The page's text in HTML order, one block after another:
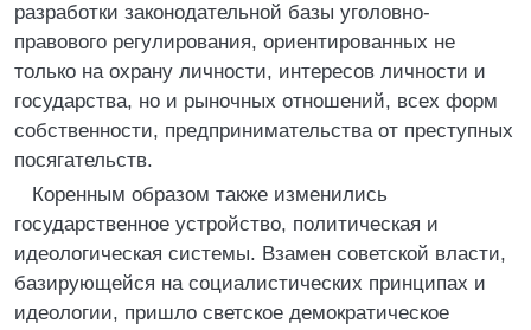
разработки законодательной базы уголовно-
правового регулирования, ориентированных не
только на охрану личности, интересов личности и
государства, но и рыночных отношений, всех форм
собственности, предпринимательства от преступных
посягательств.
Коренным образом также изменились
государственное устройство, политическая и
идеологическая системы. Взамен советской власти,
базирующейся на социалистических принципах и
идеологии, пришло светское демократическое